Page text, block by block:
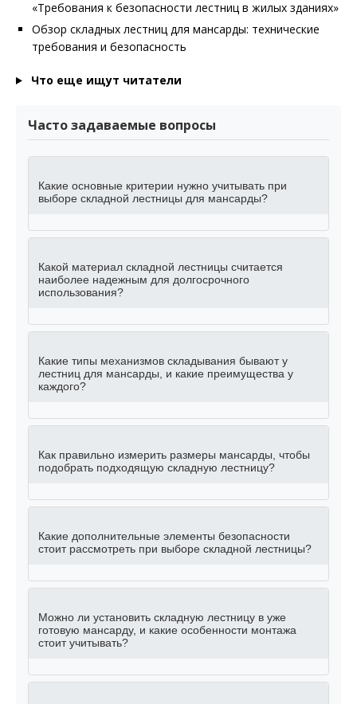
«Требования к безопасности лестниц в жилых зданиях»
Обзор складных лестниц для мансарды: технические
требования и безопасность
Что еще ищут читатели
Часто задаваемые вопросы
Какие основные критерии нужно учитывать при
выборе складной лестницы для мансарды?
Какой материал складной лестницы считается
наиболее надежным для долгосрочного
использования?
Какие типы механизмов складывания бывают у
лестниц для мансарды, и какие преимущества у
каждого?
Как правильно измерить размеры мансарды, чтобы
подобрать подходящую складную лестницу?
Какие дополнительные элементы безопасности
стоит рассмотреть при выборе складной лестницы?
Можно ли установить складную лестницу в уже
готовую мансарду, и какие особенности монтажа
стоит учитывать?